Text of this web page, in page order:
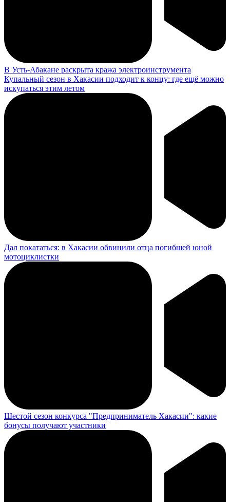
В Усть-Абакане раскрыта кража электроинструмента
Купальный сезон в Хакасии подходит к концу: где ещё можно
искупаться этим летом
Дал покататься: в Хакасии обвинили отца погибшей юной
мотоциклистки
Шестой сезон конкурса "Предприниматель Хакасии": какие
бонусы получают участники